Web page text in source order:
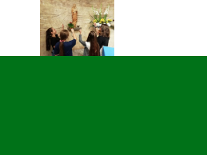
Przejdź